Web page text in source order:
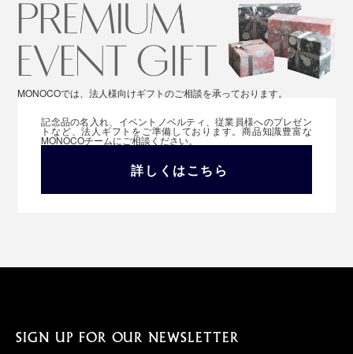
MONOCOでは、法人様向けギフトのご相談を承っております。
記念品の名入れ、イベントノベルティ、従業員様へのプレゼン
トなど、法人ギフトをご準備しております。商品知識豊富な
MONOCOチームにご相談ください。
詳しくはこちら
SIGN UP FOR OUR NEWSLETTER